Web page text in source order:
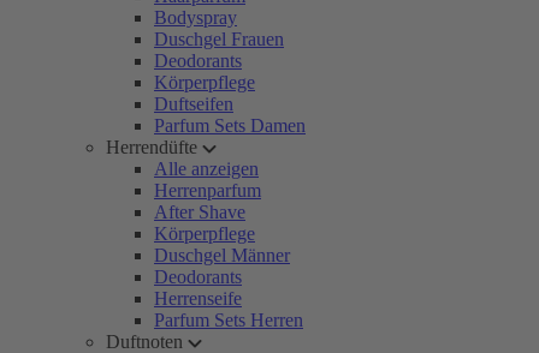
Bodyspray
Duschgel Frauen
Deodorants
Körperpflege
Duftseifen
Parfum Sets Damen
Herrendüfte
Alle anzeigen
Herrenparfum
After Shave
Körperpflege
Duschgel Männer
Deodorants
Herrenseife
Parfum Sets Herren
Duftnoten